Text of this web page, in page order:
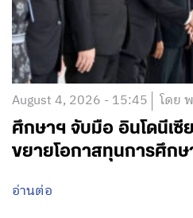
August 4, 2026 - 15:45 โดย
ศึกษาฯ จับมือ อินโดนีเซี
ขยายโอกาสทุนการศึกษ
อ่านต่อ